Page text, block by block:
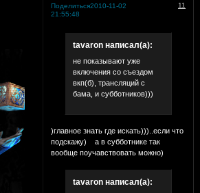
Поделиться 11
2010-11-02
21:55:48
tavaron написал(а):
не показывают уже
включения со съездом
вкп(б), трансляций с
бама, и субботников)))
)главное знать где искать)))..если что
подскажу)
а в субботнике так
вообще поучавствовать можно)
tavaron написал(а):